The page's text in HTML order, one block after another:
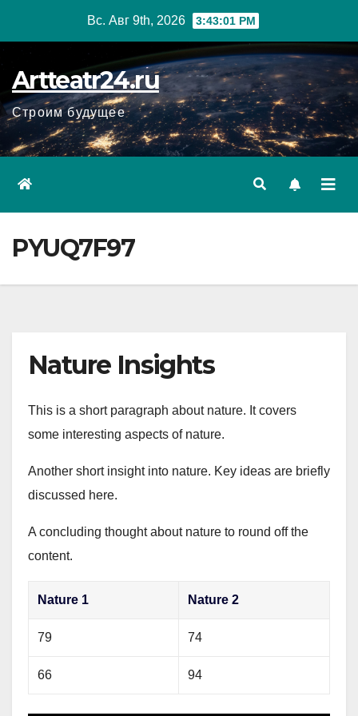
Вс. Авг 9th, 2026 3:43:02 PM
Artteatr24.ru
Строим будущее
PYUQ7F97
Nature Insights
This is a short paragraph about nature. It covers
some interesting aspects of nature.
Another short insight into nature. Key ideas are briefly
discussed here.
A concluding thought about nature to round off the
content.
Nature 1 Nature 2
79 74
66 94